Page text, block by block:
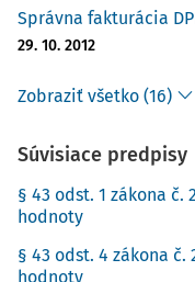
Správna fakturácia
29. 10. 2012
Zobraziť všetko (16)
Súvisiace predpisy
§ 43 odst. 1 zákona
hodnoty
§ 43 odst. 4 zákona
hodnoty